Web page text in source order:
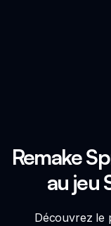
Remake
au jeu
Découvrez le